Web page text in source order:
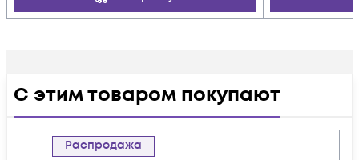
С этим товаром покупают
Распродажа